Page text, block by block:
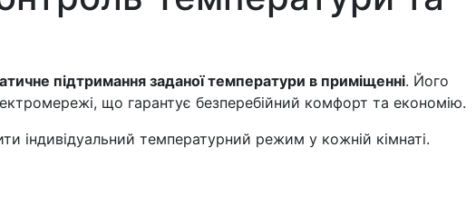
підтримання заданої температури в приміщенні. Його
що гарантує безперебійний комфорт та економію.
індивідуальний температурний режим у кожній кімнаті.